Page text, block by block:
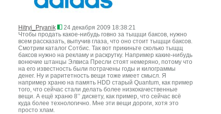
Hitryi_Pryanik
24 декабря 2009 18:38:21
Чтобы продать какое-нибудь говно за тыщщи баксов, нужно
всем рассказать, выпучив глаза, что оно стоит тыщщи баксов.
Смотрим каталог Сотбис. Так вот прикиньте сколько тыщщ
баксов нужно на рекламу и раскрутку. Например какие-нибудь
вонючие штанцы Элвиса Пресли стоят немеряно, потому что
на его известность были потрачены годы и килограммы
денег. Ну и раритетность вещи тоже имеет смысл. Я
например храню на память HDD старый Quantum, как пример
того, что сейчас стали делать более низкокачественные
вещи. А ещё храню 8’’ дискету, как пример, что сейчас всё
куда более технологично. Мне эти вещи дороги, хотя это
просто хлам.